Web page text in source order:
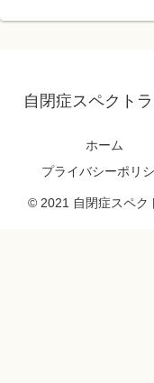
自閉症スペクト
ホーム
プライバシーポリ
© 2021 自閉症スペク